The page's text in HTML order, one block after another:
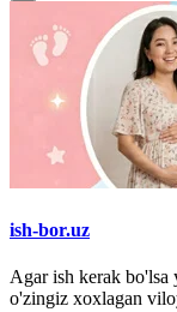
ish-bor.uz
Agar ish kerak
o'zingiz xoxlagan